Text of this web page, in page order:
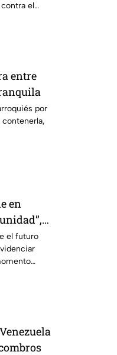
el
entre
por
contenerla,
en
el futuro